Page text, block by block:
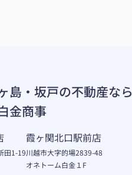
島・坂戸の不動産なら
金商事
田1-19
霞ヶ関北口駅前店
川越市大字的場2839-48
オネトーム白金１F